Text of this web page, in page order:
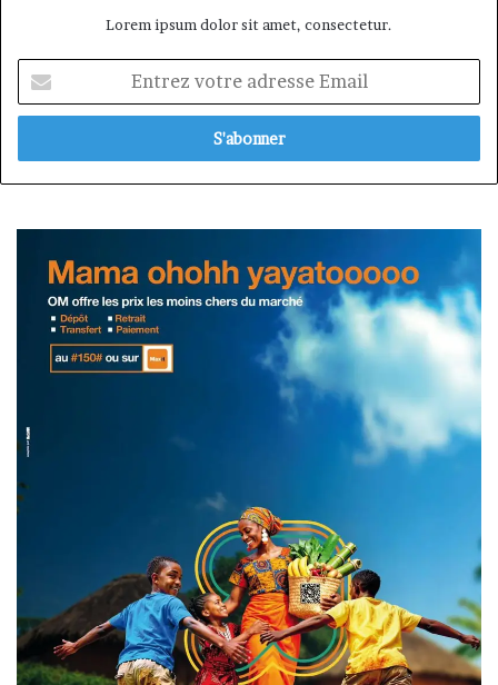
Lorem ipsum dolor sit amet, consectetur.
votre
adresse